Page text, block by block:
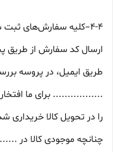
4-۴–کلیه سفارش‌‏های
ارسال کد سفارش از طریق
طریق ایمیل، در پروسه
................. برای ما
را در تحویل کالا خریداری
چنانچه موجودی کالا در